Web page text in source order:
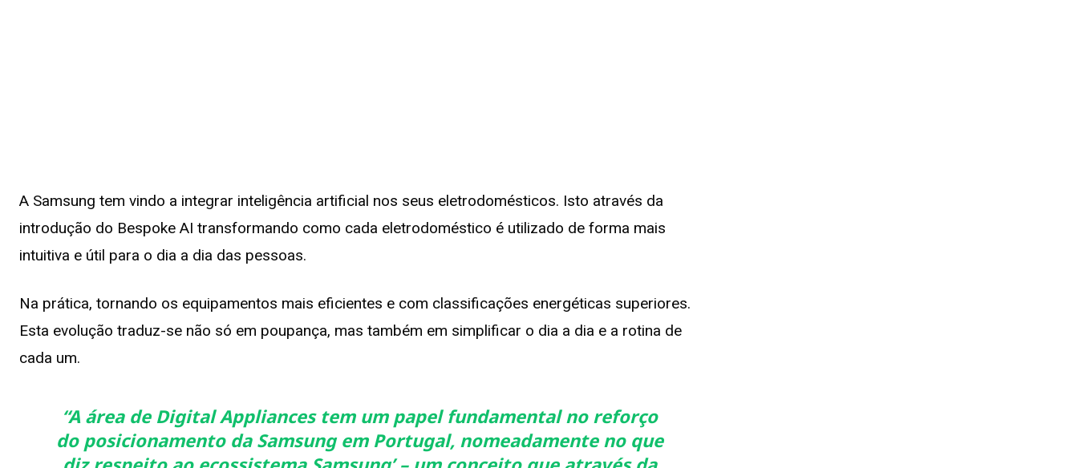
A Samsung tem vindo a integrar inteligência artificial nos seus eletrodomésticos. Isto através da
introdução do Bespoke AI transformando como cada eletrodoméstico é utilizado de forma mais
intuitiva e útil para o dia a dia das pessoas.
Na prática, tornando os equipamentos mais eficientes e com classificações energéticas superiores.
Esta evolução traduz-se não só em poupança, mas também em simplificar o dia a dia e a rotina de
cada um.
“A área de Digital Appliances tem um papel fundamental no reforço
do posicionamento da Samsung em Portugal, nomeadamente no que